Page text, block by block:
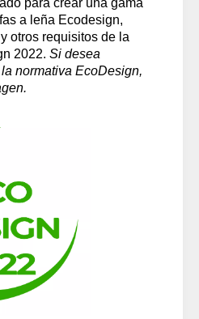
a leña Ecodesign,
otros requisitos de la
2022. Si desea
normativa EcoDesign,